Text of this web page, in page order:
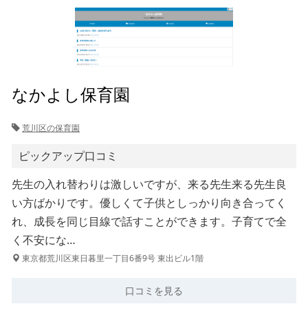
なかよし保育園
荒川区の保育園
ピックアップ口コミ
先生の入れ替わりは激しいですが、来る先生来る先生良
い方ばかりです。優しくて子供としっかり向き合ってく
れ、成長を同じ目線で話すことができます。子育てで全
く不安にな…
東京都荒川区東日暮里一丁目6番9号 東出ビル1階
口コミを見る